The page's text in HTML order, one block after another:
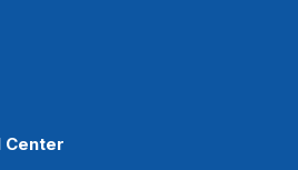
Center